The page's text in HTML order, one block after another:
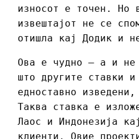
износот е точен. Но
извештајот не се
отишла кај Додик и
Ова е чудно – а и не
што другите ставки
едноставно
Таква ставка е
Лаос и Индонезија
клиенти. Овие